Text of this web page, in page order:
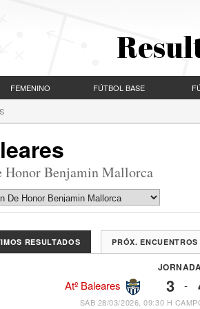
FEMENINO FÚTBOL BASE
Honor Benjamin Mallorca
RESULTADOS PRÓX. ENCUENTROS
Atº Baleares 3 -
SÁB 28/03/2026, 09:30 H